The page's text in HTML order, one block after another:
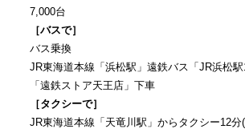
7,000台
［バスで］
バス乗換
JR東海道本線「浜松駅」遠鉄バス「JR浜松駅
「遠鉄ストア天王店」下車
［タクシーで］
JR東海道本線「天竜川駅」からタクシー12分